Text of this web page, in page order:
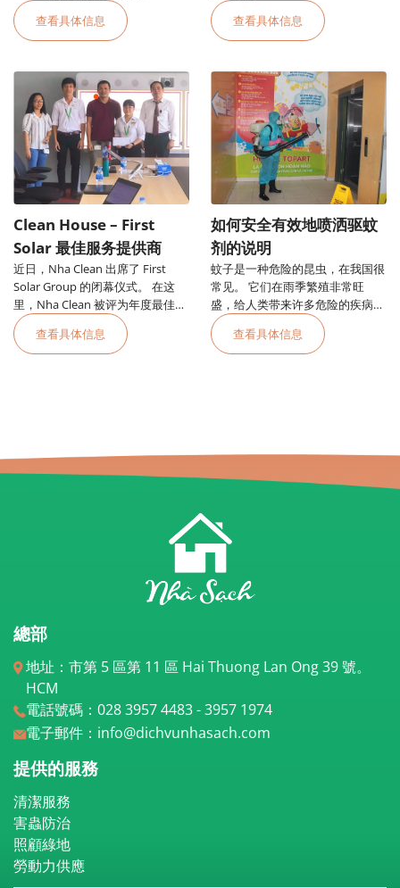
查看具体信息 查看具体信息
近日，Nha Clean 出席了 First
Solar Group 的闭幕仪式。 在这
里，Nha Clean 被评为年度最佳服
务提供商。
Clean House – First
Solar 最佳服务提供商
查看具体信息
蚊子是一种危险的昆虫，在我国很
常见。 它们在雨季繁殖非常旺
盛，给人类带来许多危险的疾病，
其中最危险的是便士热。
如何安全有效地喷洒驱蚊
剂的说明
查看具体信息
總部
地址：市第 5 區第 11 區 Hai Thuong Lan Ong 39 號。
HCM
電話號碼：028 3957 4483 - 3957 1974
電子郵件：info@dichvunhasach.com
提供的服務
清潔服務
害蟲防治
照顧綠地
勞動力供應